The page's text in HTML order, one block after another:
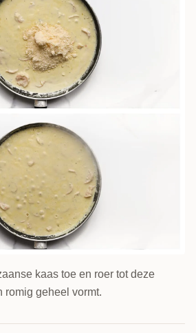
kaas toe en roer tot deze
romig geheel vormt.